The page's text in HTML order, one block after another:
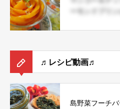
♬レシピ動画♬
島野菜フーチ